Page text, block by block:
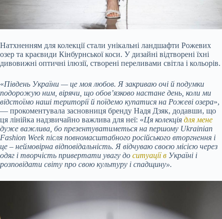
Натхненням для колекції стали унікальні ландшафти Рожевих
озер та краєвиди Кінбурнської коси. У дизайні відтворені їхні
дивовижні оптичні ілюзії, створені переливами світла і кольорів.
«Південь України — це моя любов. Я закриваю очі й подумки
подорожую ним, вірячи, що обов’язково настане день, коли ми
відстоїмо наші території й поїдемо купатися на Рожеві озера»,
— прокоментувала засновниця бренду Надя Дзяк, додавши, що
ця лінійка надзвичайно важлива для неї: «Ця колекція для мене
дуже важлива, бо презентуватиметься на першому Ukrainian
Fashion Week після повномасштабного російського вторгнення і
це – неймовірна відповідальність. Я відчуваю своєю місією через
одяг і творчість привертати увагу до ситуації в Україні і
розповідати світу про свою культуру і спадщину».